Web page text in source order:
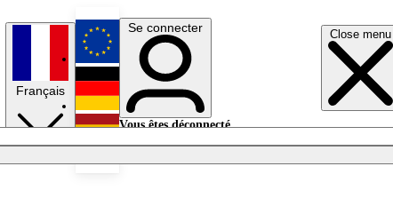
Close menu
Français
English
Deutsch
Se connecter
Vous êtes déconnecté.